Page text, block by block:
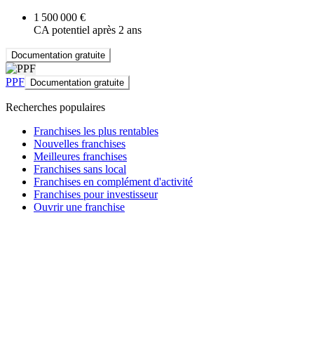
1 500 000 €
CA potentiel après 2 ans
Documentation gratuite
PPF Documentation gratuite
Recherches populaires
Franchises les plus rentables
Nouvelles franchises
Meilleures franchises
Franchises sans local
Franchises en complément d'activité
Franchises pour investisseur
Ouvrir une franchise